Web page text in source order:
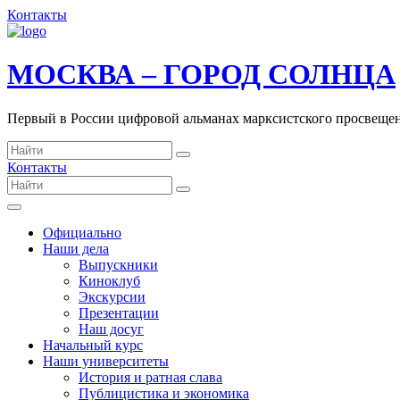
Контакты
МОСКВА – ГОРОД СОЛНЦА
Первый в России цифровой альманах марксистского
Контакты
Официально
Наши дела
Выпускники
Киноклуб
Экскурсии
Презентации
Наш досуг
Начальный курс
Наши университеты
История и ратная слава
Публицистика и экономика